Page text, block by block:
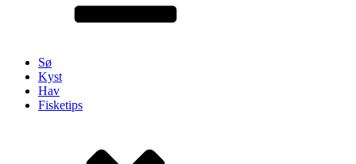
Sø
Kyst
Hav
Fisketips